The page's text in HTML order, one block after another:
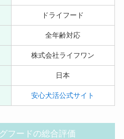
ドライフード
全年齢対応
株式会社ライフワン
日本
安心犬活公式サイト
フードの総合評価